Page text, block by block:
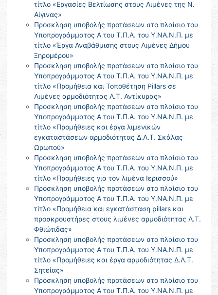
τίτλο «Εργασίες Βελτίωσης στους Λιμένες της Ν.
Αίγινας»
Πρόσκληση υποβολής προτάσεων στο πλαίσιο του
Υποπρογράμματος Α του Τ.Π.Α. του Υ.ΝΑ.Ν.Π. με
τίτλο «Έργα Αναβάθμισης στους Λιμένες Δήμου
Ξηρομέρου»
Πρόσκληση υποβολής προτάσεων στο πλαίσιο του
Υποπρογράμματος Α του Τ.Π.Α. του Υ.ΝΑ.Ν.Π. με
τίτλο «Προμήθεια και Τοποθέτηση Pillars σε
Λιμένες αρμοδιότητας Λ.Τ. Αντίκυρας»
Πρόσκληση υποβολής προτάσεων στο πλαίσιο του
Υποπρογράμματος Α του Τ.Π.Α. του Υ.ΝΑ.Ν.Π. με
τίτλο «Προμήθειες και έργα λιμενικών
εγκαταστάσεων αρμοδιότητας Δ.Λ.Τ. Σκάλας
Ωρωπού»
Πρόσκληση υποβολής προτάσεων στο πλαίσιο του
Υποπρογράμματος Α του Τ.Π.Α. του Υ.ΝΑ.Ν.Π. με
τίτλο «Προμήθειες για τον λιμένα Ιερισσού»
Πρόσκληση υποβολής προτάσεων στο πλαίσιο του
Υποπρογράμματος Α του Τ.Π.Α. του Υ.ΝΑ.Ν.Π. με
τίτλο «Προμήθεια και εγκατάσταση pillars και
προσκρουστήρες στους λιμένες αρμοδιότητας Λ.Τ.
Φθιώτιδας»
Πρόσκληση υποβολής προτάσεων στο πλαίσιο του
Υποπρογράμματος Α του Τ.Π.Α. του Υ.ΝΑ.Ν.Π. με
τίτλο «Προμήθειες και έργα αρμοδιότητας Δ.Λ.Τ.
Σητείας»
Πρόσκληση υποβολής προτάσεων στο πλαίσιο του
Υποπρογράμματος Α του Τ.Π.Α. του Υ.ΝΑ.Ν.Π. με